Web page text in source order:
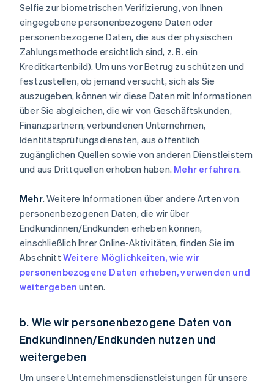
Selfie zur biometrischen Verifizierung, von Ihnen
eingegebene personenbezogene Daten oder
personenbezogene Daten, die aus der physischen
Zahlungsmethode ersichtlich sind, z. B. ein
Kreditkartenbild). Um uns vor Betrug zu schützen und
festzustellen, ob jemand versucht, sich als Sie
auszugeben, können wir diese Daten mit Informationen
über Sie abgleichen, die wir von Geschäftskunden,
Finanzpartnern, verbundenen Unternehmen,
Identitätsprüfungsdiensten, aus öffentlich
zugänglichen Quellen sowie von anderen Dienstleistern
und aus Drittquellen erhoben haben. Mehr erfahren.
Mehr. Weitere Informationen über andere Arten von
personenbezogenen Daten, die wir über
Endkundinnen/Endkunden erheben können,
einschließlich Ihrer Online-Aktivitäten, finden Sie im
AbschnittWeitere Möglichkeiten, wie wir
personenbezogene Daten erheben, verwenden und
weitergeben unten.
b. Wie wir personenbezogene Daten von
Endkundinnen/Endkunden nutzen und
weitergeben
Um unsere Unternehmensdienstleistungen für unsere